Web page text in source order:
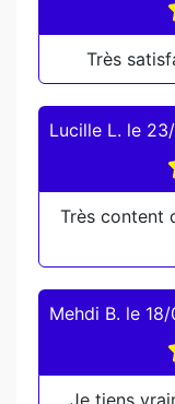
Très
Lucille L. le
Très content
Mehdi B. le
Je tiens